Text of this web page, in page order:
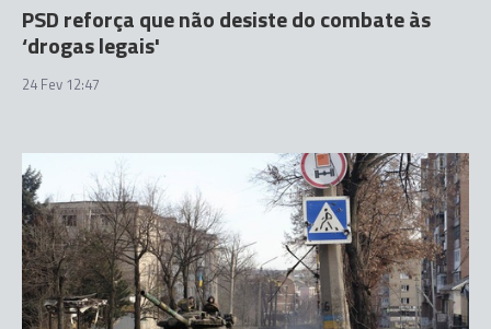
PSD reforça que não desiste do combate às
‘drogas legais'
24 Fev 12:47